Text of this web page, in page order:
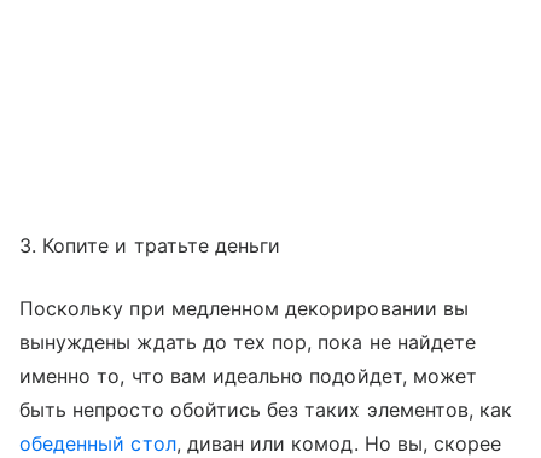
3. Копите и тратьте деньги
Поскольку при медленном декорировании вы
вынуждены ждать до тех пор, пока не найдете
именно то, что вам идеально подойдет, может
быть непросто обойтись без таких элементов, как
обеденный стол, диван или комод. Но вы, скорее